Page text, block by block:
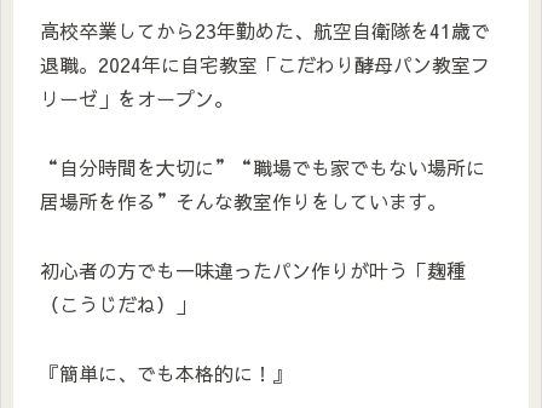
高校卒業してから23年勤めた、航空自衛隊を41歳で
退職。2024年に自宅教室「こだわり酵母パン教室フ
リーゼ」をオープン。
“自分時間を大切に”“職場でも家でもない場所に
居場所を作る”そんな教室作りをしています。
初心者の方でも一味違ったパン作りが叶う「麹種
（こうじだね）」
『簡単に、でも本格的に！』